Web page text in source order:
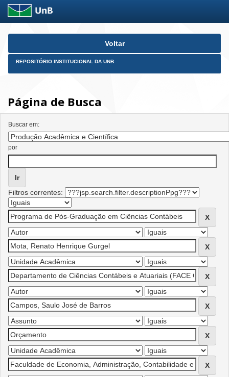
Skip
Voltar
REPOSITÓRIO INSTITUCIONAL DA UNB
Página de Busca
Buscar em:
por
Filtros correntes: